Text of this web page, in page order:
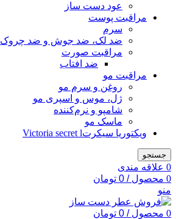
عود دست ساز
مراقبت پوست
سرم
ضد لک، ضد جوش و ضد چروک
مراقبت صورت
ضد افتاب
مراقبت مو
روغن و سرم مو
ژل، موس و اسپری مو
شامپو و نرم‌کننده
ماسک مو
ویکتوریا سیکرتVictoria secret l
جستجو
0 علاقه مندی
0 محصول /
0 تومان
منو
0 محصول /
0 تومان